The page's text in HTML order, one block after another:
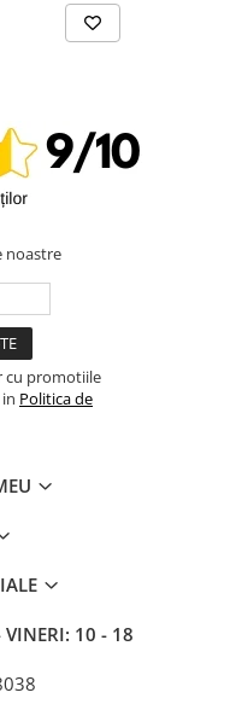
noastre
cu promotiile
Politica de
VINERI: 10 - 18